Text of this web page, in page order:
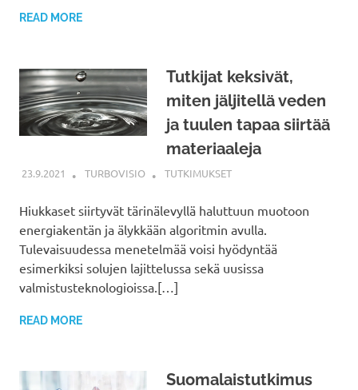
READ MORE
Tutkijat keksivät,
miten jäljitellä veden
ja tuulen tapaa siirtää
materiaaleja
23.9.2021 TURBOVISIO TUTKIMUKSET
Hiukkaset siirtyvät tärinälevyllä haluttuun muotoon
energiakentän ja älykkään algoritmin avulla.
Tulevaisuudessa menetelmää voisi hyödyntää
esimerkiksi solujen lajittelussa sekä uusissa
valmistusteknologioissa.[…]
READ MORE
Suomalaistutkimus